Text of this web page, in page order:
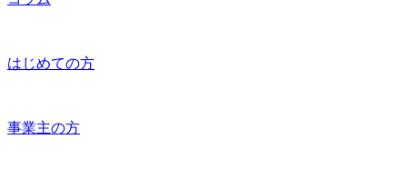
はじめての方
事業主の方